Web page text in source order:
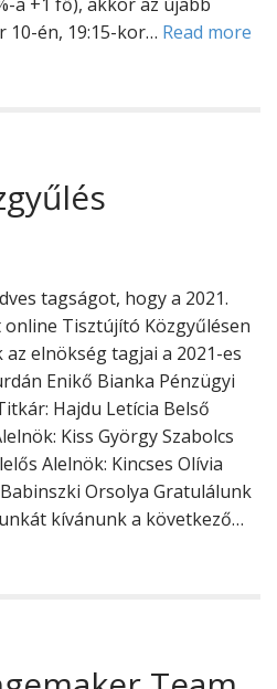
10-én, 19:15-kor… Read more
tagságot, hogy a 2021.
Tisztújító Közgyűlésen
elnökség tagjai a 2021-es
Enikő Bianka Pénzügyi
Hajdu Letícia Belső
Kiss György Szabolcs
Alelnök: Kincses Olívia
Orsolya Gratulálunk
kívánunk a következő…